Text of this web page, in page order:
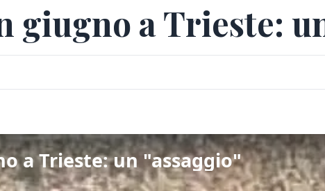
giugno a Trieste:
a Trieste: un "assaggio"